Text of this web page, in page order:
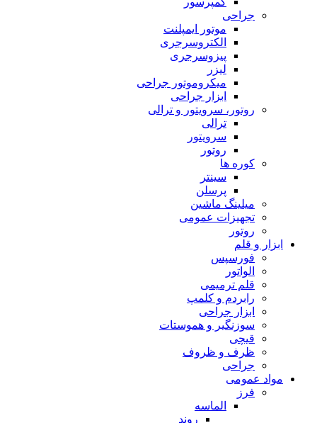
جراحی
موتور ایمپلنت
الکتروسرجری
پیزوسرجری
لیزر
میکروموتور جراحی
ابزار جراحی
روتور، سرویتور و ترالی
ترالی
سرویتور
روتور
کوره ها
سینتر
پرسلن
میلینگ ماشین
تجهیزات عمومی
روتور
ابزار و قلم
فورسپس
الواتور
قلم ترمیمی
رابردم و کلمپ
ابزار جراحی
سوزنگیر و هموستات
قیچی
ظرف و ظروف
جراحی
مواد عمومی
فرز
الماسه
روند